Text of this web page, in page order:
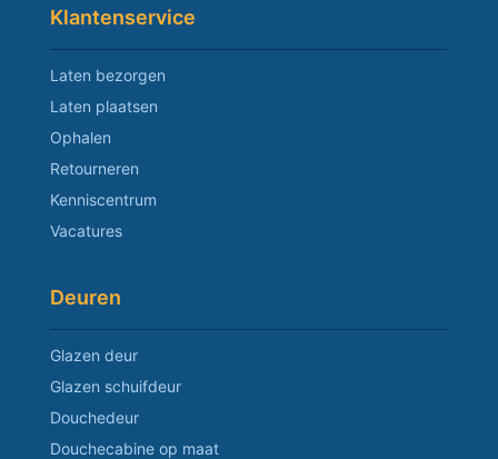
Klantenservice
Laten bezorgen
Laten plaatsen
Ophalen
Retourneren
Kenniscentrum
Vacatures
Deuren
Glazen deur
Glazen schuifdeur
Douchedeur
Douchecabine op maat